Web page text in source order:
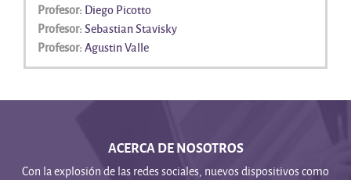
Profesor: Diego Picotto
Profesor: Sebastian Stavisky
Profesor: Agustin Valle
ACERCA DE NOSOTROS
Con la explosión de las redes sociales, nuevos dispositivos como